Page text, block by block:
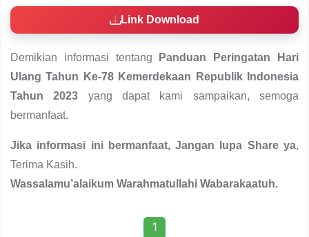
Link Download
Demikian informasi tentang
Panduan Peringatan Hari
Ulang Tahun Ke-78 Kemerdekaan Republik Indonesia
Tahun 2023 yang dapat kami sampaikan, semoga
bermanfaat.
Jika informasi ini bermanfaat, Jangan lupa Share ya,
Terima Kasih.
Wassalamu’alaikum Warahmatullahi Wabarakaatuh.
1